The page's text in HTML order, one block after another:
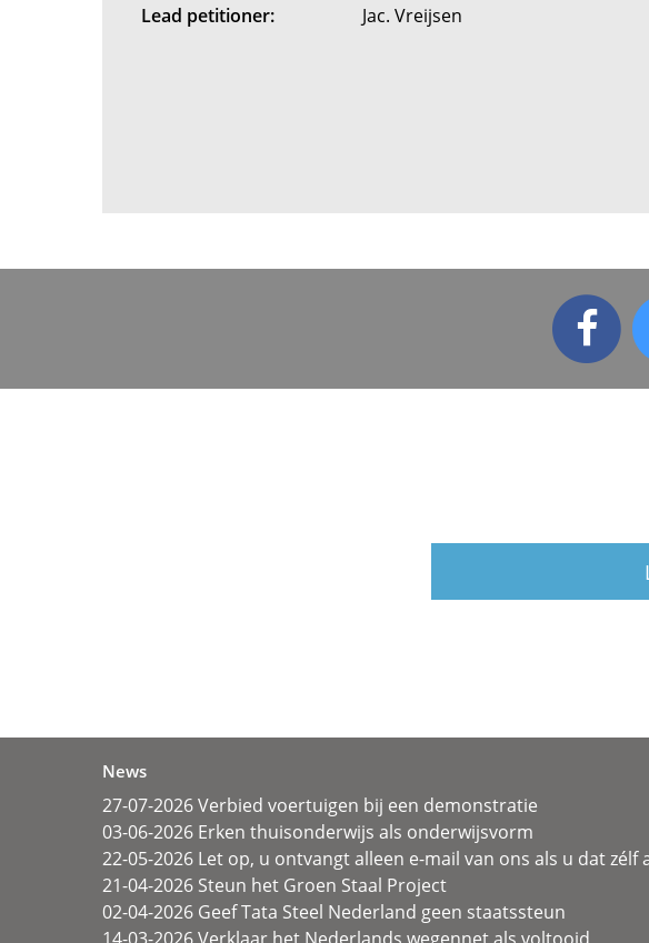
Lead petitioner:
Jac. Vreijsen
News
27-07-2026 Verbied voertuigen bij een demonstratie
03-06-2026 Erken thuisonderwijs als onderwijsvorm
22-05-2026 Let op, u ontvangt alleen e-mail van ons als u dat zélf
21-04-2026 Steun het Groen Staal Project
02-04-2026 Geef Tata Steel Nederland geen staatssteun